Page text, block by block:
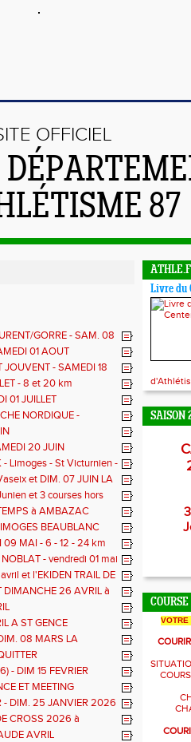
OFFICIEL
87
GORRE - SAM. 08
01 AOUT
- SAMEDI 18
- 8 et 20 km
01 JUILLET
NORDIQUE -
20 JUIN
- Limoges - St Victurnien -
et DIM. 07 JUIN LA
et 3 courses hors
à AMBAZAC
BEAUBLANC
09 MAI - 6 - 12 - 24 km
- vendredi 01 mai
et l'EKIDEN TRAIL DE
Avril
DIMANCHE 26 AVRIL à
A ST GENCE
08 MARS LA
- DIM 15 FEVRIER
ET MEETING
- DIM. 25 JANVIER 2026
CROSS 2026 à
AVRIL
Livre du
SAISON
VOTRE